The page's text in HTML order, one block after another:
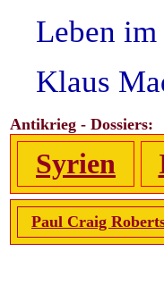
Leben
Klaus
Antikrieg - Dossiers:
Syrien
Paul Craig